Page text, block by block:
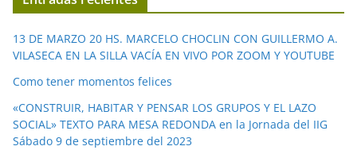
d
e
o
13 DE MARZO 20 HS. MARCELO CHOCLIN CON GUILLERMO A.
VILASECA EN LA SILLA VACÍA EN VIVO POR ZOOM Y YOUTUBE
Como tener momentos felices
«CONSTRUIR, HABITAR Y PENSAR LOS GRUPOS Y EL LAZO
SOCIAL» TEXTO PARA MESA REDONDA en la Jornada del IIG
Sábado 9 de septiembre del 2023